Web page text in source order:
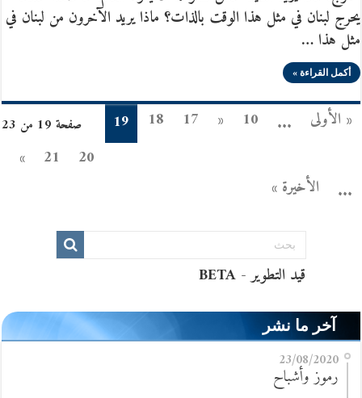
يحرج لبنان في مثل هذا الوقت بالذات؟ ماذا يريد الآخرون من لبنان في
مثل هذا …
أكمل القراءة »
صفحة 19 من 23 « الأولى ...
10
«
17
18
19
20
21
»
...
الأخيرة »
آخر ما نشر
23/08/2020
رموز وأشباح